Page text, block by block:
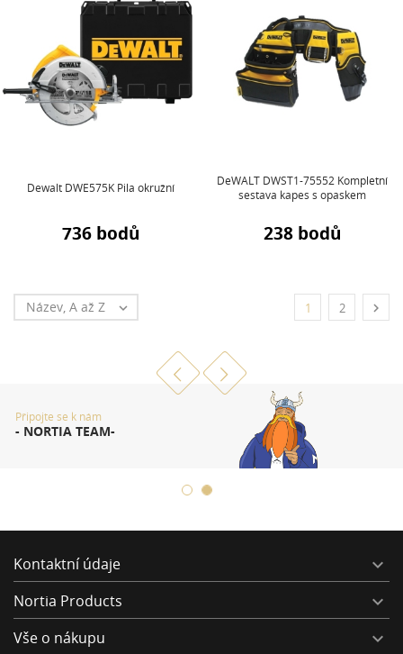
Dewalt DWE575K Pila okružní
736 bodů
DeWALT DWST1-75552 Kompletní
sestava kapes s opaskem
238 bodů
Název, A až Z  1 2 
Připojte se k nám
- NORTIA TEAM-
Kontaktní údaje 
Nortia Products 
Vše o nákupu 